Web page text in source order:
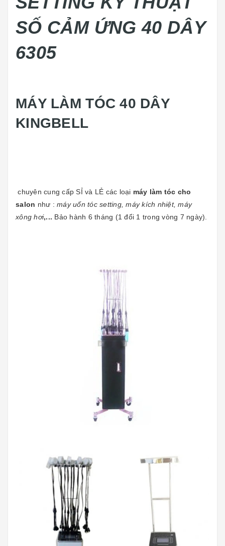
SỐ CẢM ỨNG 40 DÂY
6305
MÁY LÀM TÓC 40 DÂY
KINGBELL
chuyên cung cấp SỈ và LẺ các loại máy làm tóc cho
salon như : máy uốn tóc setting, máy kích nhiệt, máy
xông hơi,... Bảo hành 6 tháng (1 đổi 1 trong vòng 7 ngày).